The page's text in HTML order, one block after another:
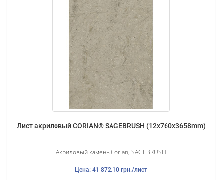
Лист акриловый CORIAN® SAGEBRUSH (12х760х3658mm)
Акриловый камень Corian, SAGEBRUSH
Цена: 41 872.10 грн./лист